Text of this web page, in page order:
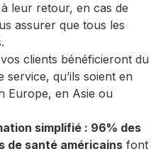
leur retour, en cas de
assurer que tous les
vos clients bénéficieront du
service, qu’ils soient en
Europe, en Asie ou
simplifié : 96% des
de santé américains font